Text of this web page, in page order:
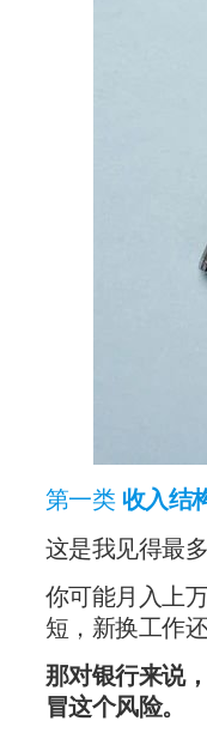
第一类 收入结
这是我见得最多
你可能月入上
短，新换工作
那对银行来说
冒这个风险。